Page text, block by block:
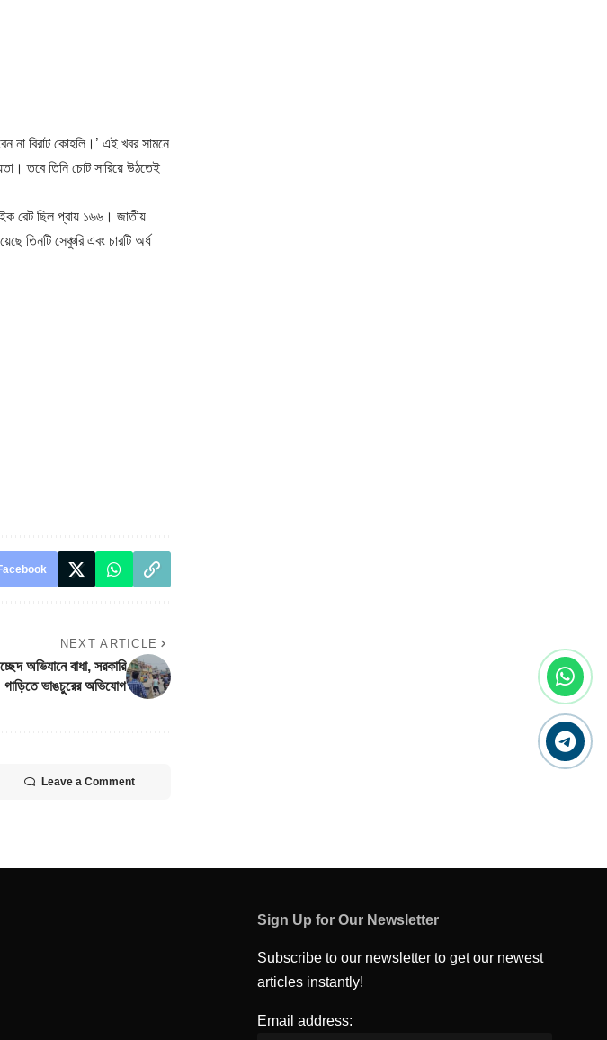
না বিরাট কোহলি।’ এই খবর সামনে
তবে তিনি চোট সারিয়ে উঠতেই
রেট ছিল প্রায় ১৬৬। জাতীয়
তিনটি সেঞ্চুরি এবং চারটি অর্ধ
NEXT ARTICLE
বাধা, সরকারি
গাড়িতে ভাঙচুরের অভিযোগ
Leave a Comment
Sign Up for Our Newsletter
Subscribe to our newsletter to get our newest
articles instantly!
Email address: